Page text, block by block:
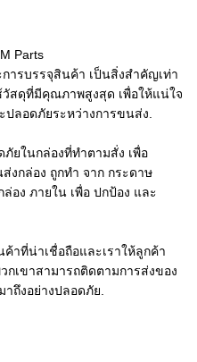
Parts
ารบรรจุสินค้า เป็นสิ่งสําคัญเท่า
สดุที่มีคุณภาพสูงสุด เพื่อให้แน่ใจ
ลอดภัยระหว่างการขนส่ง.
ภัยในกล่องที่ทําตามสั่ง เพื่อ
งกล่อง ถูกทํา จาก กระดาษ
อง ภายใน เพื่อ ปกป้อง และ
าที่น่าเชื่อถือและเราให้ลูกค้า
กเขาสามารถติดตามการส่งของ
ถึงอย่างปลอดภัย.